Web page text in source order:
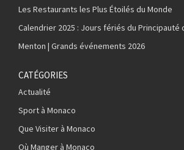
Les Restaurants les Plus Étoilés du Monde
Calendrier 2025 : Jours fériés du Principauté
Menton | Grands événements 2026
CATÉGORIES
Actualité
Sport à Monaco
Que Visiter à Monaco
Où Manger à Monaco